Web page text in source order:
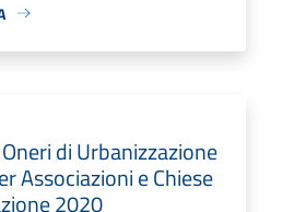
di Urbanizzazione
Associazioni e Chiese
2020